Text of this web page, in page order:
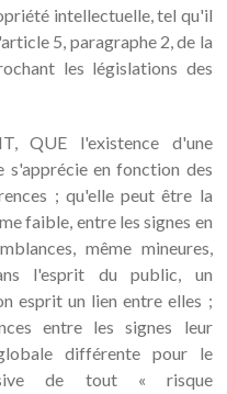
intellectuelle, tel qu'il
5, paragraphe 2, de la
les législations des
QUE l'existence d'une
s'apprécie en fonction des
; qu'elle peut être la
faible, entre les signes en
même mineures,
l'esprit du public, un
esprit un lien entre elles ;
entre les signes leur
différente pour le
de tout « risque